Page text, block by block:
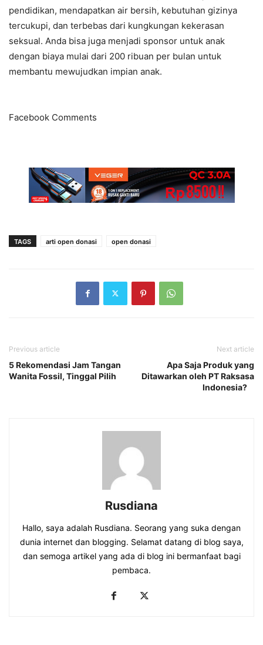
pendidikan, mendapatkan air bersih, kebutuhan gizinya
tercukupi, dan terbebas dari kungkungan kekerasan
seksual. Anda bisa juga menjadi sponsor untuk anak
dengan biaya mulai dari 200 ribuan per bulan untuk
membantu mewujudkan impian anak.
Facebook Comments
TAGS arti open donasi open donasi
Previous article
5 Rekomendasi Jam Tangan
Wanita Fossil, Tinggal Pilih
Next article
Apa Saja Produk yang
Ditawarkan oleh PT Raksasa
Indonesia?
Rusdiana
Hallo, saya adalah Rusdiana. Seorang yang suka dengan
dunia internet dan blogging. Selamat datang di blog saya,
dan semoga artikel yang ada di blog ini bermanfaat bagi
pembaca.